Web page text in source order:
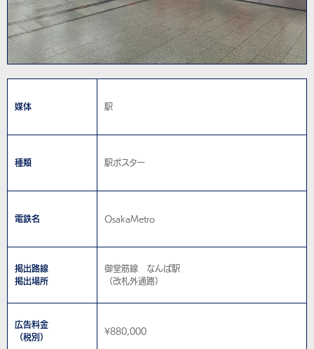
媒体 駅
種類 駅ポスター
電鉄名 OsakaMetro
掲出路線
掲出場所
御堂筋線 なんば駅
（改札外通路）
広告料金
（税別）
¥880,000